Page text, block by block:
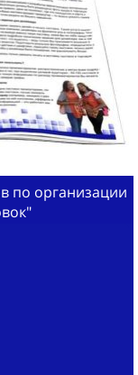
по организации